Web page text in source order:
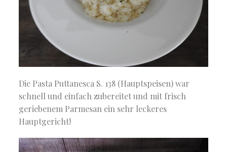
Die Pasta Puttanesca S. 138 (Hauptspeisen) war
schnell und einfach zubereitet und mit frisch
geriebenem Parmesan ein sehr leckeres
Hauptgericht!